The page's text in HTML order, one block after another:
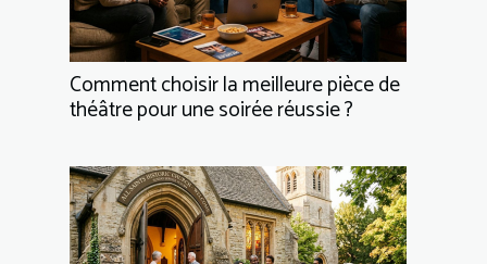
Comment choisir la meilleure pièce de
théâtre pour une soirée réussie ?